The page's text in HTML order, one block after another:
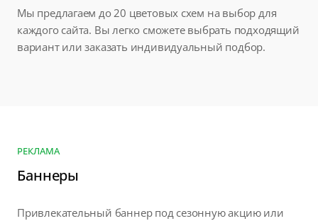
Мы предлагаем до 20 цветовых схем на выбор для
каждого сайта. Вы легко сможете выбрать подходящий
вариант или заказать индивидуальный подбор.
РЕКЛАМА
Баннеры
Привлекательный баннер под сезонную акцию или